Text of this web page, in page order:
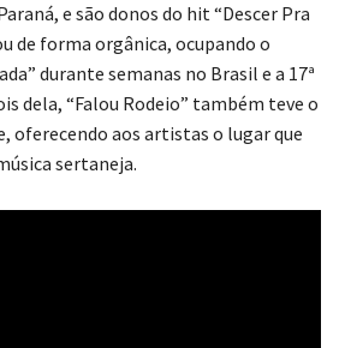
e são donos do hit “Descer Pra
de forma orgânica, ocupando o
durante semanas no Brasil e a 17ª
dela, “Falou Rodeio” também teve o
oferecendo aos artistas o lugar que
sertaneja.